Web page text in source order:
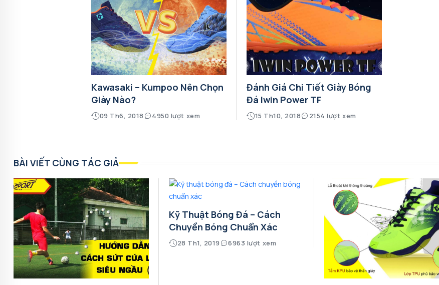
Kawasaki – Kumpoo Nên Chọn
Giày Nào?
09 Th6, 2018 4950 lượt xem
Đánh Giá Chi Tiết Giày Bóng
Đá Iwin Power TF
15 Th10, 2018 2154 lượt xem
BÀI VIẾT CÙNG TÁC GIẢ
Kỹ Thuật Bóng Đá – Cách
Chuyền Bóng Chuẩn Xác
28 Th1, 2019 6963 lượt xem